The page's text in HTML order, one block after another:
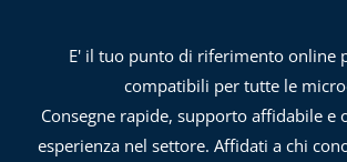
E' il tuo punto di riferimento online
compatibili per tutte le
Consegne rapide, supporto affidabile e
esperienza nel settore. Affidati a chi